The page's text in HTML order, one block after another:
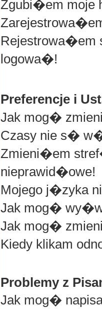
Zgubi�em moje
logowa�!
Preferencje i
Jak mog�
Czasy nie s�
Zmieni�em
nieprawid�owe!
Mojego j�zyka
Jak mog�
Jak mog�
Kiedy klikam
Problemy z
Jak mog�